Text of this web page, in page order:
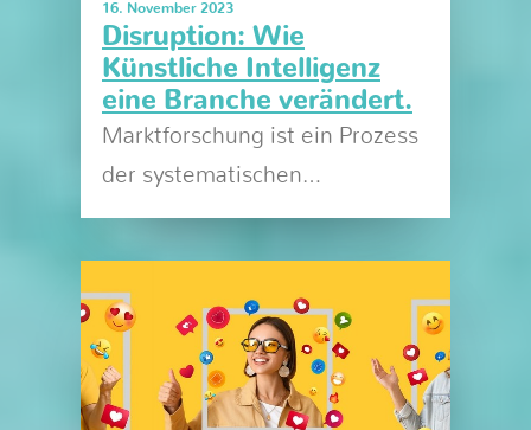
16. November 2023
Disruption: Wie
Künstliche Intelligenz
eine Branche verändert.
Marktforschung ist ein Prozess
der systematischen…